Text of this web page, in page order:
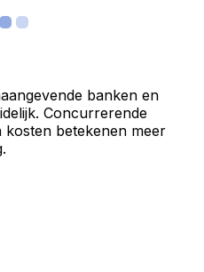
banken en
Concurrerende
betekenen meer